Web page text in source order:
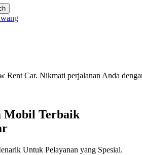
Car. Nikmati perjalanan Anda
Mobil Terbaik
Untuk Pelayanan yang Spesial.